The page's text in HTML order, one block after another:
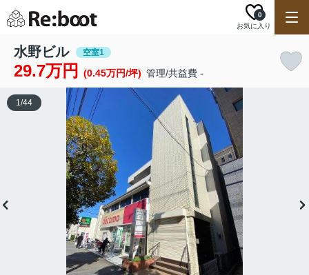
お気に入り
0
水野ビル 空室1
29.7万円 (0.45万円/坪) 管理/共益費 -
1/44